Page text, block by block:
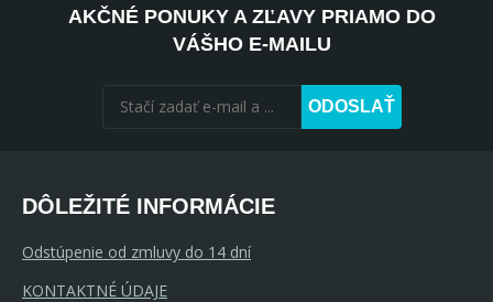
AKČNÉ PONUKY A ZĽAVY PRIAMO DO
VÁŠHO E-MAILU
ODOSLAŤ
DÔLEŽITÉ INFORMÁCIE
Odstúpenie od zmluvy do 14 dní
KONTAKTNÉ ÚDAJE